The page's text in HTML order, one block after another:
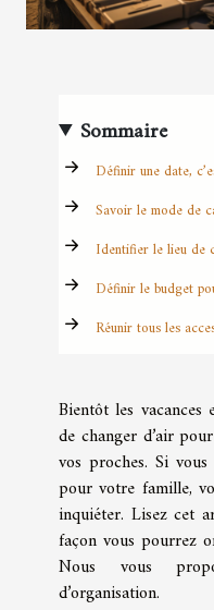
Sommaire
Définir une date,
Savoir le mode de
Identifier le lieu de
Définir le budget
Réunir tous les
Bientôt les vacances
de changer d’air
vos proches. Si
pour votre famille,
inquiéter. Lisez cet
façon vous pourrez
Nous vous
d’organisation.